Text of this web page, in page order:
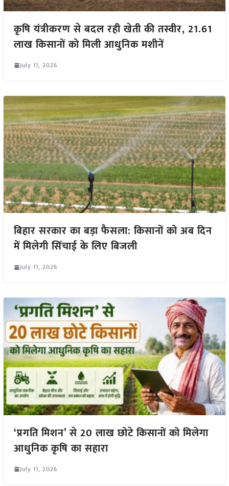
कृषि यंत्रीकरण से बदल रही खेती की तस्वीर, 21.61
लाख किसानों को मिली आधुनिक मशीनें
July 11, 2026
बिहार सरकार का बड़ा फैसला: किसानों को अब दिन
में मिलेगी सिंचाई के लिए बिजली
July 11, 2026
‘प्रगति मिशन’ से 20 लाख छोटे किसानों को मिलेगा
आधुनिक कृषि का सहारा
July 11, 2026